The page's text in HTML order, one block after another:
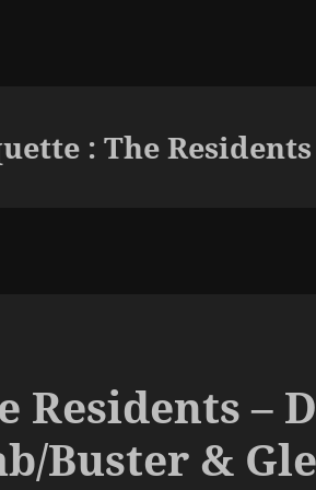
:The
Residents –
Buster &